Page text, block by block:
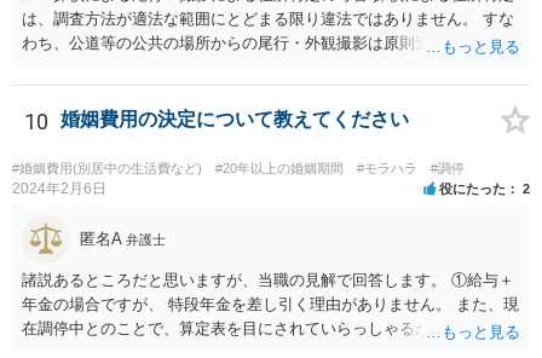
は、調査方法が適法な範囲にとどまる限り違法ではありません。 すな
わち、公道等の公共の場所からの尾行・外観撮影は原則適法であり、
への侵害行為は違法の可能性があります。したがって、夫が相手女性
と会う約束を取り付け、探偵が公道上から尾行・撮影して住所を割り
婚者であった場合の夫への慰謝料請求の可能性 相手女性が既婚である
場合、その配偶者は、夫と相手女性の双方に対して不貞行為に基づく
の事情があれば、過失の有無や慰謝料額に影響します。 ・相手女性が
的理由がある もっとも、相手女性が既婚であることを容易に確認でき
たにもかかわらず漫然と関係を続けた場合は、夫の過失が認められ、
慰謝料（50～150万円程度？）が発生し得ます。
10 婚姻費用の決定について教えてください
#婚姻費用(別居中の生活費など) #20年以上の婚姻期間 #モラハラ #調停
2024年2月6日 役にたった 2
匿名A 弁護士
諸説あるところだと思いますが、当職の見解で回答します。 ①給与＋
年金の場合ですが、 特段年金を差し引く理由がありません。 また、現
在調停中とのことで、算定表を目にされていらっしゃるかと思いま